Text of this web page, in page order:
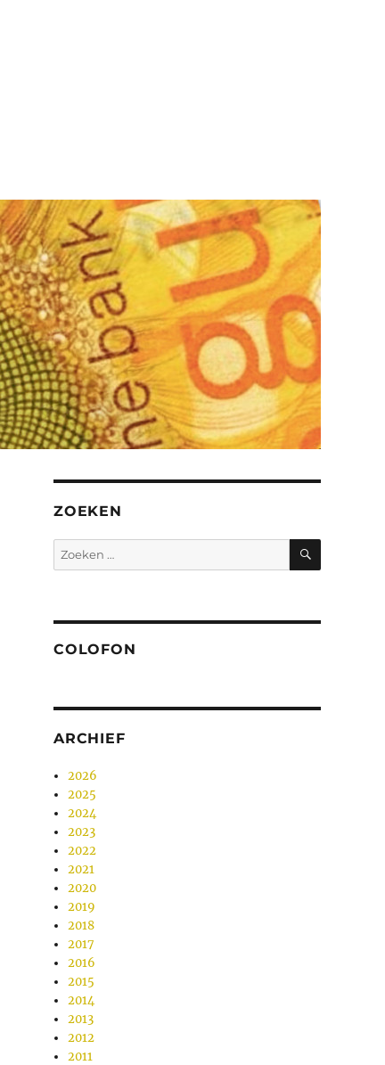
ZOEKEN
Zoeken
naar:
ZOEKEN
COLOFON
ARCHIEF
2026
2025
2024
2023
2022
2021
2020
2019
2018
2017
2016
2015
2014
2013
2012
2011